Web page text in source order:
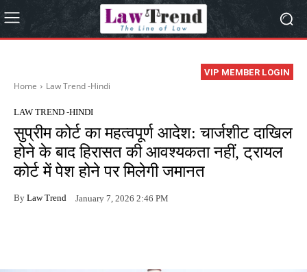
VIP MEMBER LOGIN
Home Law Trend -Hindi
LAW TREND -HINDI
सुप्रीम कोर्ट का महत्वपूर्ण आदेश: चार्जशीट दाखिल
होने के बाद हिरासत की आवश्यकता नहीं, ट्रायल
कोर्ट में पेश होने पर मिलेगी जमानत
By Law Trend January 7, 2026 2:46 PM